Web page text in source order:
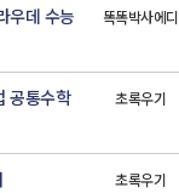
우데 수능 똑똑박사에디
공통수학 초록우기
초록우기